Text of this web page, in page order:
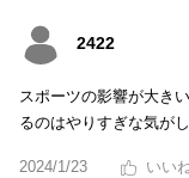
2422
スポーツの影響が大き
るのはやりすぎな気がし
2024/1/23